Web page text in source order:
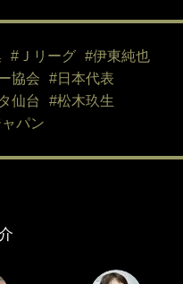
#Ｊリーグ
#伊東純也
協会
#日本代表
仙台
#松木玖生
パン